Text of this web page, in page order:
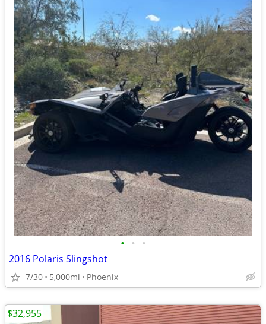
• • •
2016 Polaris Slingshot
7/30 5,000mi Phoenix
$32,955